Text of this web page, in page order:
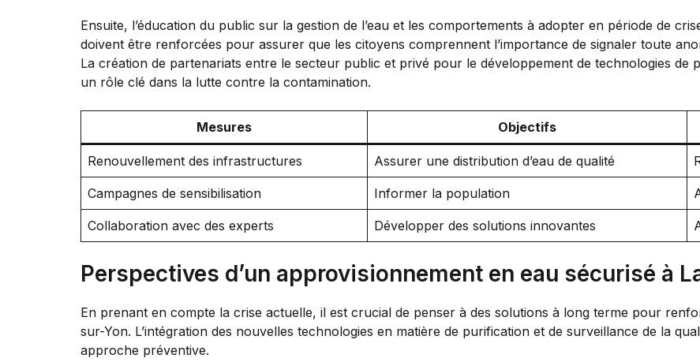
Ensuite, l’éducation du public sur la gestion de l’eau et les comportements à adopter en période de
doivent être renforcées pour assurer que les citoyens comprennent l’importance de signaler toute
La création de partenariats entre le secteur public et privé pour le développement de technologies de
un rôle clé dans la lutte contre la contamination.
Mesures Objectifs
Renouvellement des infrastructures Assurer une distribution d’eau de qualité
Campagnes de sensibilisation Informer la population
Collaboration avec des experts Développer des solutions innovantes
Perspectives d’un approvisionnement en eau sécurisé à
En prenant en compte la crise actuelle, il est crucial de penser à des solutions à long terme pour
sur-Yon. L’intégration des nouvelles technologies en matière de purification et de surveillance de la
approche préventive.